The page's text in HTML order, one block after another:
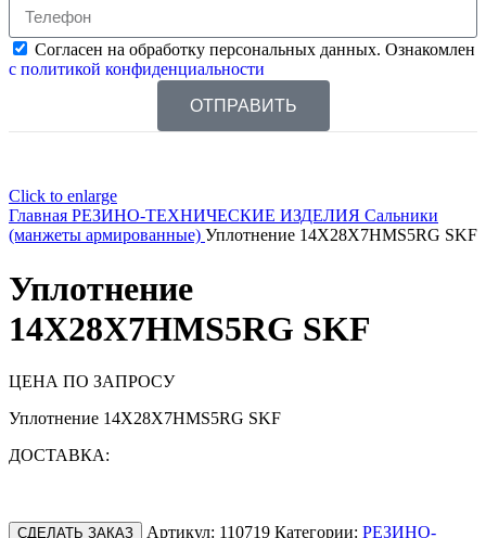
Согласен на обработку персональных данных. Ознакомлен
с политикой конфиденциальности
ОТПРАВИТЬ
Click to enlarge
Главная РЕЗИНО-ТЕХНИЧЕСКИЕ ИЗДЕЛИЯ Сальники
(манжеты армированные) Уплотнение 14X28X7HMS5RG SKF
Уплотнение
14X28X7HMS5RG SKF
ЦЕНА ПО ЗАПРОСУ
Уплотнение 14X28X7HMS5RG SKF
ДОСТАВКА:
СДЕЛАТЬ ЗАКАЗ Артикул: 110719 Категории: РЕЗИНО-